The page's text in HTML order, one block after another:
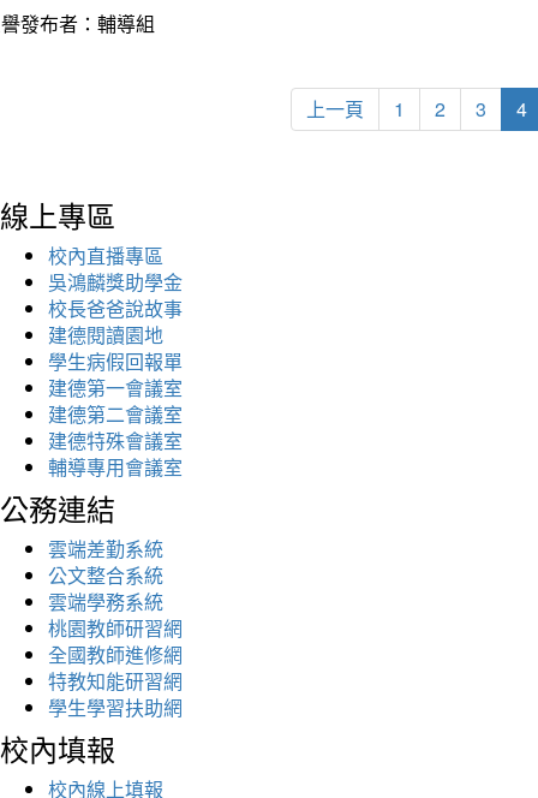
發布者：輔導組
上一頁 1 2 3 4
線上專區
校內直播專區
吳鴻麟獎助學金
校長爸爸說故事
建德閱讀園地
學生病假回報單
建德第一會議室
建德第二會議室
建德特殊會議室
輔導專用會議室
公務連結
雲端差勤系統
公文整合系統
雲端學務系統
桃園教師研習網
全國教師進修網
特教知能研習網
學生學習扶助網
校內填報
校內線上填報